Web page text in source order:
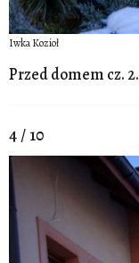
Iwka Kozioł
Przed domem cz. 2.
4 / 10